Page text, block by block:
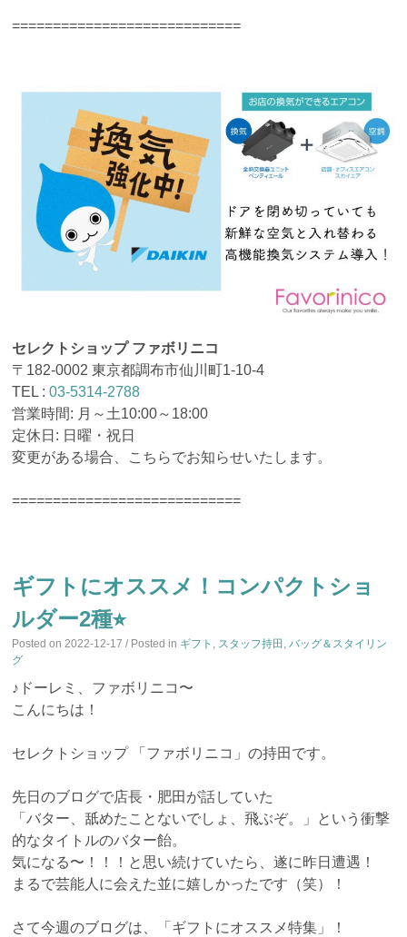
============================
セレクトショップ ファボリニコ
〒182-0002 東京都調布市仙川町1-10-4
TEL :03-5314-2788
営業時間: 月～土10:00～18:00
定休日: 日曜・祝日
変更がある場合、こちらでお知らせいたします。
============================
ギフトにオススメ！コンパクトショ
ルダー2種⭐︎
Posted on2022-12-17 / Posted in ギフト , スタッフ持田 ,バッグ＆スタイリン
グ
♪ドーレミ、ファボリニコ〜
こんにちは！
セレクトショップ 「ファボリニコ」の持田です。
先日のブログで店長・肥田が話していた
「バター、舐めたことないでしょ、飛ぶぞ。」という衝撃
的なタイトルのバター飴。
気になる〜！！！と思い続けていたら、遂に昨日遭遇！
まるで芸能人に会えた並に嬉しかったです（笑）！
さて今週のブログは、「ギフトにオススメ特集」！